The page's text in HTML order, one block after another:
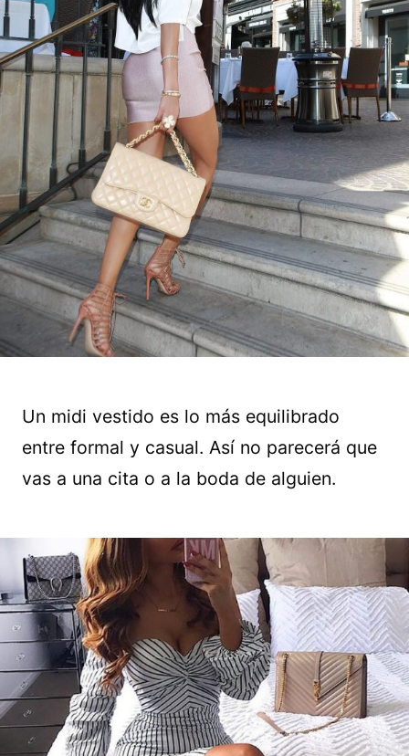
Un midi vestido es lo más equilibrado
entre formal y casual. Así no parecerá que
vas a una cita o a la boda de alguien.